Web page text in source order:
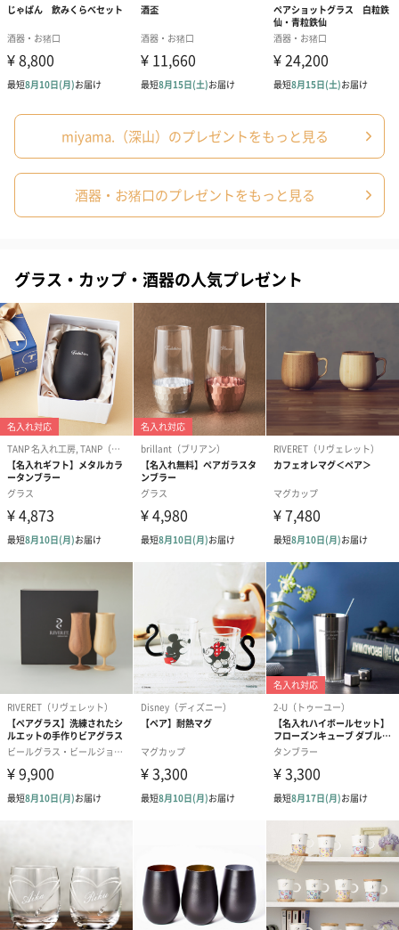
ラッピング
ギフトラッピングを施してお届けします。
日】（グレー）L（600
円）
日】（スモーキーピン
ク）L（600円）
包装紙
ラッピングを施してお届けいたします。
ピンク（390円）
のしカード
商品の形質上、のしを直接添付できない商品にのし風のカードを
同梱します。
※のし下はご記入いただけません。
※カードのデザインは一部変更する場合があります。
結婚祝い（御結婚御
出産祝い（御出産御
内祝い_蝶結
miyama.（深山）のプレゼントをもっと見る
酒器・お猪口のプレゼントをもっと見る
グラス・カップ・酒器の人気プレゼント